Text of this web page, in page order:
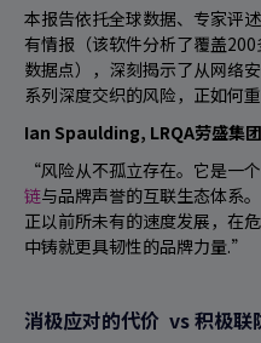
本报告依托全球数据、专家评
有情报（该软件分析了覆盖
数据点），深刻揭示了从网络安
系列深度交织的风险，正如何
Ian Spaulding, LRQA劳盛集
“风险从不孤立存在。它是一个
链与品牌声誉的互联生态体系
正以前所未有的速度发展，在
中铸就更具韧性的品牌力量.”
消极应对的代价 vs 积极联